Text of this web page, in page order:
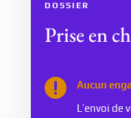
DOSSIER
Prise en

Aucun
L’envoi de